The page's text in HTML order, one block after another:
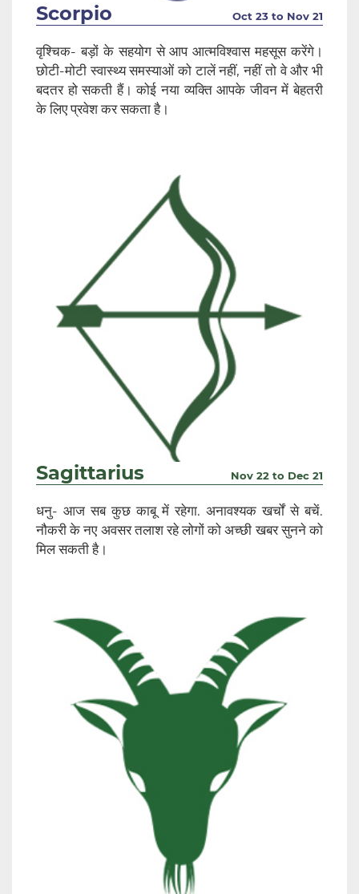
Scorpio Oct 23 to Nov 21
वृश्चिक- बड़ों के सहयोग से आप आत्मविश्वास महसूस करेंगे।
छोटी-मोटी स्वास्थ्य समस्याओं को टालें नहीं, नहीं तो वे और भी
बदतर हो सकती हैं। कोई नया व्यक्ति आपके जीवन में बेहतरी
के लिए प्रवेश कर सकता है।
Sagittarius Nov 22 to Dec 21
धनु- आज सब कुछ काबू में रहेगा. अनावश्यक खर्चों से बचें.
नौकरी के नए अवसर तलाश रहे लोगों को अच्छी खबर सुनने को
मिल सकती है।